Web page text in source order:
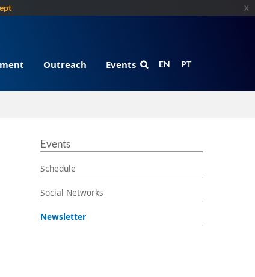
Outreach Events PT
EN
Events
Schedule
Social Networks
Newsletter
x